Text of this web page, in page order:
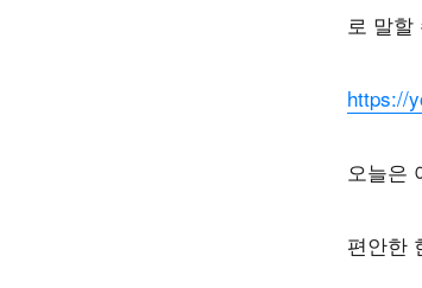
로 말할
https://
오늘은
편안한